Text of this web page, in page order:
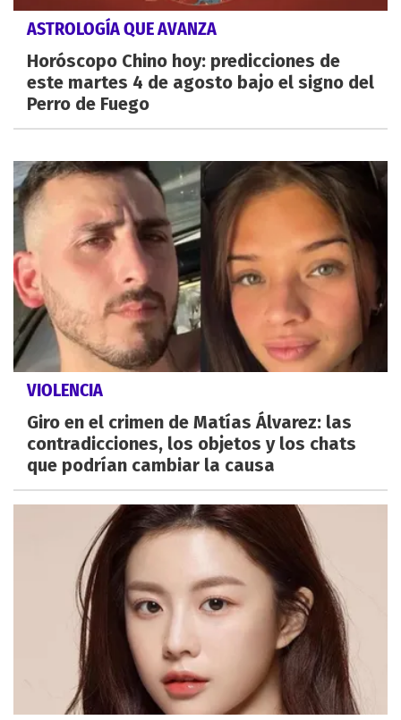
ASTROLOGÍA QUE AVANZA
Horóscopo Chino hoy: predicciones de
este martes 4 de agosto bajo el signo del
Perro de Fuego
VIOLENCIA
Giro en el crimen de Matías Álvarez: las
contradicciones, los objetos y los chats
que podrían cambiar la causa